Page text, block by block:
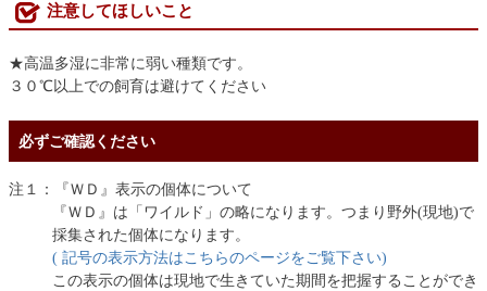
注意してほしいこと
★高温多湿に非常に弱い種類です。
３０℃以上での飼育は避けてください
必ずご確認ください
注１：『ＷＤ』表示の個体について
『ＷＤ』は「ワイルド」の略になります。つまり野外(現地)で
採集された個体になります。
( 記号の表示方法はこちらのページをご覧下さい)
この表示の個体は現地で生きていた期間を把握することができ